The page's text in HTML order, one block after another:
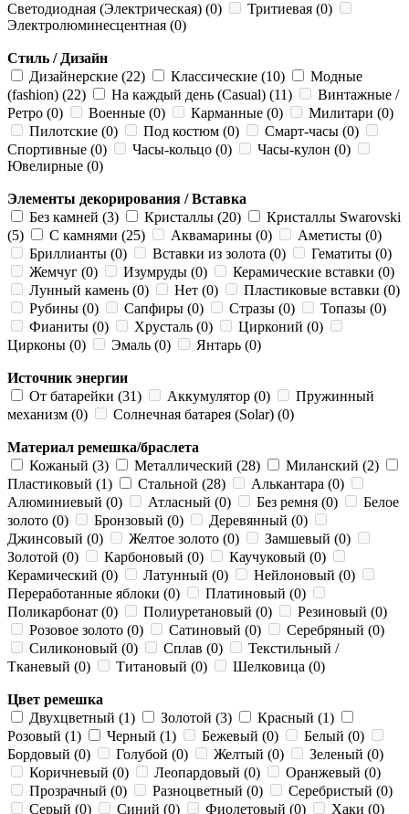
Светодиодная (Электрическая) (0)
Тритиевая (0)
Электролюминесцентная (0)
Стиль / Дизайн
Дизайнерские (22)
Классические (10)
Модные
(fashion) (22)
На каждый день (Casual) (11)
Винтажные /
Ретро (0)
Военные (0) Карманные (0)
Милитари (0)
Пилотские (0)
Под костюм (0)
Смарт-часы (0)
Спортивные (0)
Часы-кольцо (0)
Часы-кулон (0)
Ювелирные (0)
Элементы декорирования / Вставка
Без камней (3)
Кристаллы (20)
Кристаллы Swarovski
(5)
С камнями (25) Аквамарины (0)
Аметисты (0)
Бриллианты (0)
Вставки из золота (0)
Гематиты (0)
Жемчуг (0)
Изумруды (0)
Керамические вставки (0)
Лунный камень (0)
Нет (0)
Пластиковые вставки (0)
Рубины (0)
Сапфиры (0) Стразы (0)
Топазы (0)
Фианиты (0)
Хрусталь (0)
Цирконий (0)
Цирконы (0)
Эмаль (0) Янтарь (0)
Источник энергии
От батарейки (31)
Аккумулятор (0)
Пружинный
механизм (0)
Солнечная батарея (Solar) (0)
Материал ремешка/браслета
Кожаный (3)
Металлический (28)
Миланский (2)
Пластиковый (1)
Стальной (28)
Алькантара (0)
Алюминиевый (0)
Атласный (0) Без ремня (0)
Белое
золото (0)
Бронзовый (0)
Деревянный (0)
Джинсовый (0)
Желтое золото (0)
Замшевый (0)
Золотой (0)
Карбоновый (0)
Каучуковый (0)
Керамический (0)
Латунный (0)
Нейлоновый (0)
Переработанные яблоки (0)
Платиновый (0)
Поликарбонат (0)
Полиуретановый (0)
Резиновый (0)
Розовое золото (0)
Сатиновый (0)
Серебряный (0)
Силиконовый (0)
Сплав (0)
Текстильный /
Тканевый (0)
Титановый (0) Шелковица (0)
Цвет ремешка
Двухцветный (1)
Золотой (3)
Красный (1)
Розовый (1)
Черный (1) Бежевый (0)
Белый (0)
Бордовый (0)
Голубой (0) Желтый (0)
Зеленый (0)
Коричневый (0)
Леопардовый (0)
Оранжевый (0)
Прозрачный (0)
Разноцветный (0)
Серебристый (0)
Серый (0)
Синий (0) Фиолетовый (0) Хаки (0)